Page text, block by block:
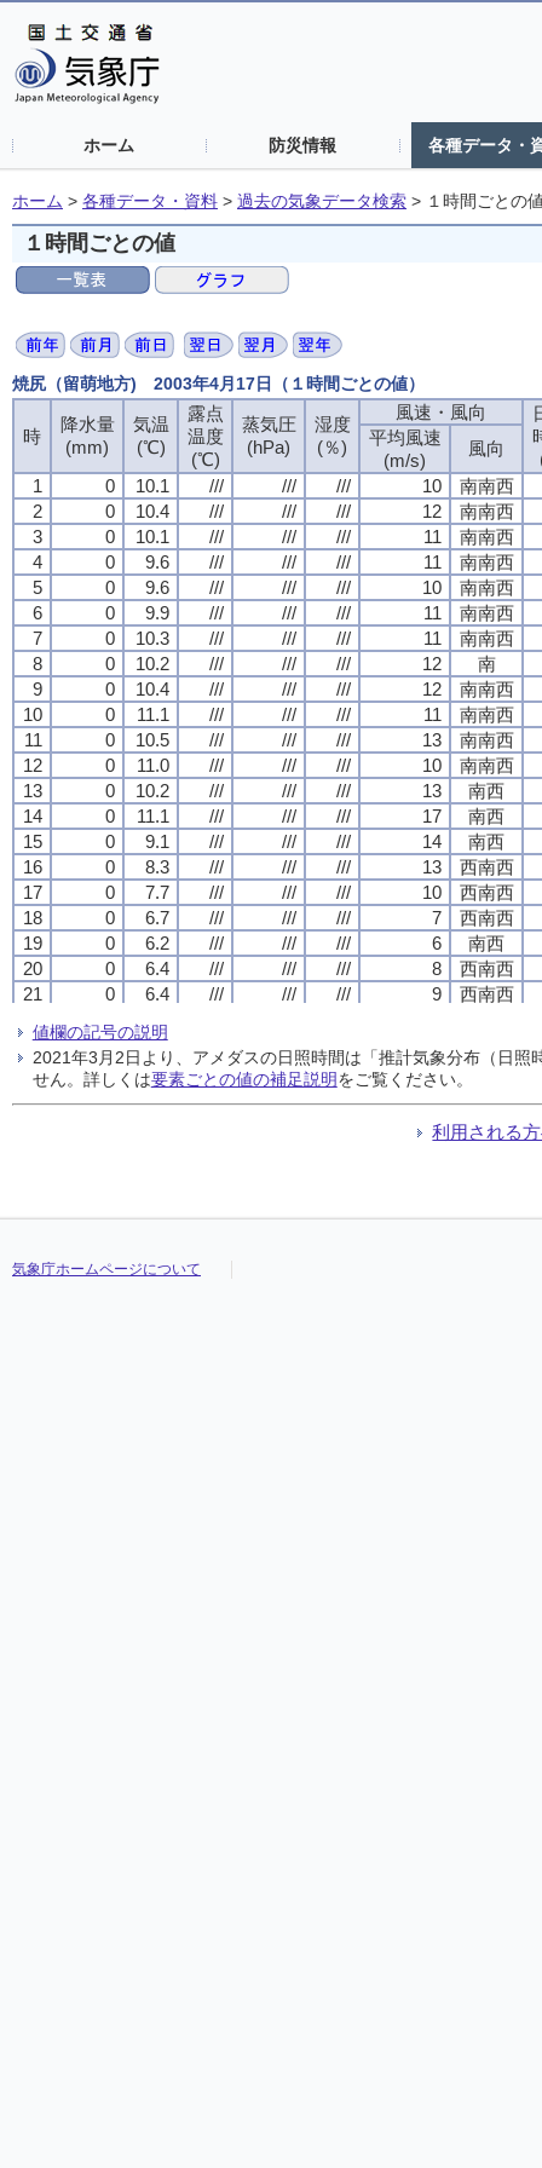
ホーム 防災情報 各種データ・
ホーム > 各種データ・資料 > 過去の気象データ検索 > １時間ごとの
１時間ごとの値
焼尻（留萌地方) 2003年4月17日（１時間ごとの値）
時
降水量
(mm)
気温
(℃)
露点
温度
(℃)
蒸気圧
(hPa)
湿度
(％)
風速・風向
平均風速
(m/s)
風向
1
0 10.1 /// /// /// 10
南南西
2
0 10.4 /// /// /// 12
南南西
3
0 10.1 /// /// /// 11
南南西
4
0 9.6 /// /// /// 11
南南西
5
0 9.6 /// /// /// 10
南南西
6
0 9.9 /// /// /// 11
南南西
7
0 10.3 /// /// /// 11
南南西
8
0 10.2 /// /// /// 12
南
9
0 10.4 /// /// /// 12
南南西
10
0 11.1 /// /// /// 11
南南西
11
0 10.5 /// /// /// 13
南南西
12
0 11.0 /// /// /// 10
南南西
13
0 10.2 /// /// /// 13
南西
14
0 11.1 /// /// /// 17
南西
15
0 9.1 /// /// /// 14
南西
16
0 8.3 /// /// /// 13
西南西
17
0 7.7 /// /// /// 10
西南西
18
0 6.7 /// /// /// 7
西南西
19
0 6.2 /// /// /// 6
南西
20
0 6.4 /// /// /// 8
西南西
21
0 6.4 /// /// /// 9
西南西
23
0 6.6
24
0 6.3 /// /// /// 1 西北西
時
降水量
(mm)
気温
(℃)
露点
温度
(℃)
蒸気圧
(hPa)
湿度
(％)
風速・風向
平均風速
(m/s)
風向
1
0 10.1 /// /// /// 10
南南西
2
0 10.4 /// /// /// 12
南南西
3
0 10.1 /// /// /// 11
南南西
4
0 9.6 /// /// /// 11
南南西
5
0 9.6 /// /// /// 10
南南西
6
0 9.9 /// /// /// 11
南南西
7
0 10.3 /// /// /// 11
南南西
8
0 10.2 /// /// /// 12
南
9
0 10.4 /// /// /// 12
南南西
10
0 11.1 /// /// /// 11
南南西
11
0 10.5 /// /// /// 13
南南西
12
0 11.0 /// /// /// 10
南南西
13
0 10.2 /// /// /// 13
南西
14
0 11.1 /// /// /// 17
南西
15
0 9.1 /// /// /// 14
南西
16
0 8.3 /// /// /// 13
西南西
17
0 7.7 /// /// /// 10
西南西
18
0 6.7 /// /// /// 7
西南西
19
0 6.2 /// /// /// 6
南西
20
0 6.4 /// /// /// 8
西南西
21
0 6.4 /// /// /// 9
西南西
23
0 6.6
24
0 6.3 /// /// /// 1 西北西
時
降水量
(mm)
気温
(℃)
露点
温度
(℃)
蒸気圧
(hPa)
湿度
(％)
風速・風向
平均風速
(m/s)
風向
1
0 10.1 /// /// /// 10
南南西
2
0 10.4 /// /// /// 12
南南西
3
0 10.1 /// /// /// 11
南南西
4
0 9.6 /// /// /// 11
南南西
5
0 9.6 /// /// /// 10
南南西
6
0 9.9 /// /// /// 11
南南西
7
0 10.3 /// /// /// 11
南南西
8
0 10.2 /// /// /// 12
南
9
0 10.4 /// /// /// 12
南南西
10
0 11.1 /// /// /// 11
南南西
11
0 10.5 /// /// /// 13
南南西
12
0 11.0 /// /// /// 10
南南西
13
0 10.2 /// /// /// 13
南西
14
0 11.1 /// /// /// 17
南西
15
0 9.1 /// /// /// 14
南西
16
0 8.3 /// /// /// 13
西南西
17
0 7.7 /// /// /// 10
西南西
18
0 6.7 /// /// /// 7
西南西
19
0 6.2 /// /// /// 6
南西
20
0 6.4 /// /// /// 8
西南西
21
0 6.4 /// /// /// 9
西南西
23
0 6.6
24
0 6.3 /// /// /// 1 西北西
時
降水量
(mm)
気温
(℃)
露点
温度
(℃)
蒸気圧
(hPa)
湿度
(％)
風速・風向
平均風速
(m/s)
風向
1
0 10.1 /// /// /// 10
南南西
2
0 10.4 /// /// /// 12
南南西
3
0 10.1 /// /// /// 11
南南西
4
0 9.6 /// /// /// 11
南南西
5
0 9.6 /// /// /// 10
南南西
6
0 9.9 /// /// /// 11
南南西
7
0 10.3 /// /// /// 11
南南西
8
0 10.2 /// /// /// 12
南
9
0 10.4 /// /// /// 12
南南西
10
0 11.1 /// /// /// 11
南南西
11
0 10.5 /// /// /// 13
南南西
12
0 11.0 /// /// /// 10
南南西
13
0 10.2 /// /// /// 13
南西
14
0 11.1 /// /// /// 17
南西
15
0 9.1 /// /// /// 14
南西
16
0 8.3 /// /// /// 13
西南西
17
0 7.7 /// /// /// 10
西南西
18
0 6.7 /// /// /// 7
西南西
19
0 6.2 /// /// /// 6
南西
20
0 6.4 /// /// /// 8
西南西
21
0 6.4 /// /// /// 9
西南西
23
0 6.6
24
0 6.3 /// /// /// 1 西北西
値欄の記号の説明
2021年3月2日より、アメダスの日照時間は「推計気象分布（日
せん。詳しくは要素ごとの値の補足説明をご覧ください。
利用される
気象庁ホームページについて